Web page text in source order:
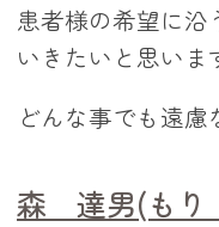
患者様の希望に沿
いきたいと思いま
どんな事でも遠慮
森 達男(もり